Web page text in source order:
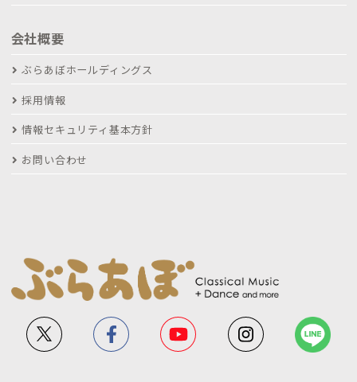
会社概要
ぶらあぼホールディングス
採用情報
情報セキュリティ基本方針
お問い合わせ